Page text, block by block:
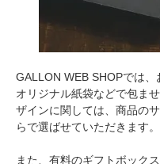
GALLON WEB SHOPでは
オリジナル紙袋などで包ま
ザインに関しては、商品の
らで選ばせていただきます。
また、有料のギフトボック